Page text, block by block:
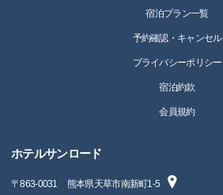
宿泊プラン一覧
予約確認・キャンセル
プライバシーポリシー
宿泊約款
会員規約
ホテルサンロード
〒863-0031 熊本県天草市南新町1-5